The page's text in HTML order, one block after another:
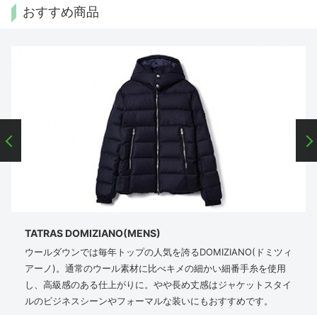
おすすめ商品
TATRAS DOMIZIANO(MENS)
ウールダウンでは毎年トップの人気を誇るDOMIZIANO(ドミツィ
アーノ)。通常のウール素材に比べキメの細かい細番手糸を使用
し、高級感のある仕上がりに。やや長め丈感はジャケットスタイ
ルのビジネスシーンやフォーマルな装いにもおすすめです。